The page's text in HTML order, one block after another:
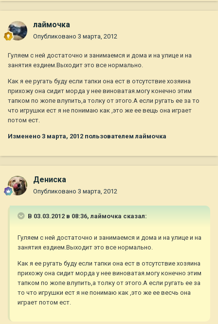
лаймочка
Опубликовано 3 марта, 2012
Гуляем с ней достаточно и занимаемся и дома и на улице и на
занятия ездием.Выходит это все нормально.
Как я ее ругать буду если тапки она ест в отсутствие хозяина
прихожу она сидит морда у нее виноватая.могу конечно этим
тапком по жопе влупить,а толку от этого.А если ругать ее за то
что игрушки ест я не понимаю как ,это же ее вещь она играет
потом ест.
Изменено 3 марта, 2012 пользователем лаймочка
Дениска
Опубликовано 3 марта, 2012
В 03.03.2012 в 08:36, лаймочка сказал:
Гуляем с ней достаточно и занимаемся и дома и на улице и на
занятия ездием.Выходит это все нормально.
Как я ее ругать буду если тапки она ест в отсутствие хозяина
прихожу она сидит морда у нее виноватая.могу конечно этим
тапком по жопе влупить,а толку от этого.А если ругать ее за
то что игрушки ест я не понимаю как ,это же ее весчь она
играет потом ест.